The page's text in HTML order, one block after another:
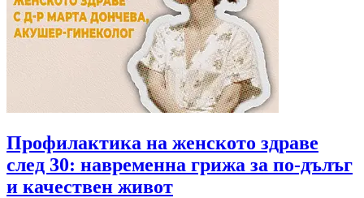
Профилактика на женското здраве
след 30: навременна грижа за по-дълъг
и качествен живот